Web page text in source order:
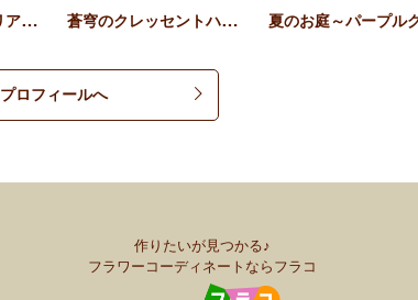
そのまま飾れるダリアとロー… 蒼穹のクレッセントハンギン…
プロフィールへ
作りたいが見つかる♪
フラワーコーディネートならフラコ